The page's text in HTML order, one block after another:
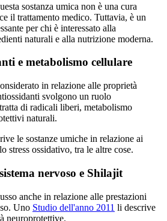
sostanza umica non è una cura
il trattamento medico. Tuttavia, è un
per chi è interessato alla
naturali e alla nutrizione moderna.
e metabolismo cellulare
in relazione alle proprietà
svolgono un ruolo
di radicali liberi, metabolismo
naturali.
le sostanze umiche in relazione ai
stress ossidativo, tra le altre cose.
nervoso e Shilajit
anche in relazione alle prestazioni
Uno Studio dell'anno 2011 li descrive
neuroprotettive.